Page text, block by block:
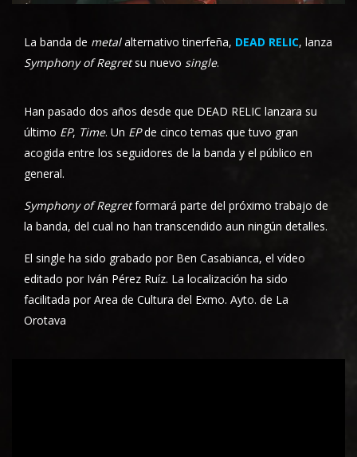
La banda de metalalternativo tinerfeña, DEAD RELIC, lanza
Symphony of Regretsu nuevo single.
Han pasado dos años desde que DEAD RELIC lanzara su
último EP, Time. Un EPde cinco temas que tuvo gran
acogida entre los seguidores de la banda y el público en
general.
Symphony of Regretformará parte del próximo trabajo de
la banda, del cual no han transcendido aun ningún detalles.
El single ha sido grabado por Ben Casabianca, el vídeo
editado por Iván Pérez Ruíz. La localización ha sido
facilitada por Area de Cultura del Exmo. Ayto. de La
Orotava